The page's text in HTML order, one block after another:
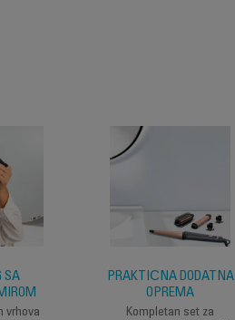
SA
vrhova
PRAKTIČNA DODATNA
OPREMA
Kompletan set za